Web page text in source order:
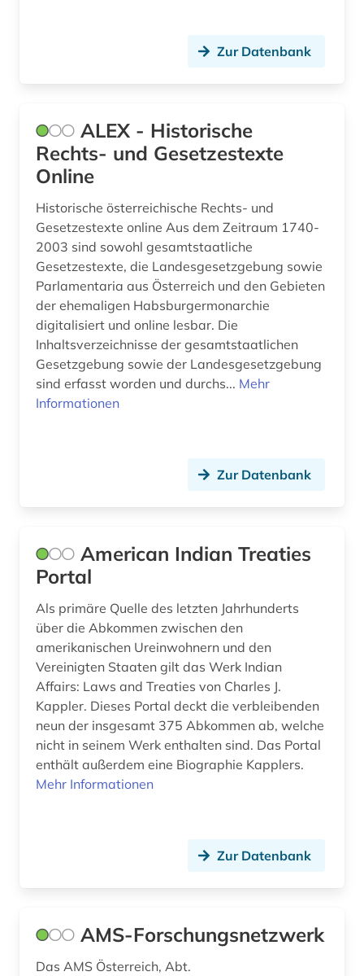
bundesverwaltungsgericht (2)
bürgerliches gesetzbuch (1)
charta der grundrechte (1)
chemie (9)
commonwealth (1)
copyright (1)
corona (1)
design (2)
deutscher presserat (1)
deutsches sprachgebiet (2)
deutschland (30)
deutschland <deutsches reich> (1)
deutschland bundestag (1)
deutschsprachige gemeinschaft belgien (1)
dharmaś (1)
digitale rechte (1)
Zur Datenbank
ALEX - Historische
Rechts- und Gesetzestexte
Online
Historische österreichische Rechts- und
Gesetzestexte online Aus dem Zeitraum 1740-
2003 sind sowohl gesamtstaatliche
Gesetzestexte, die Landesgesetzgebung sowie
Parlamentaria aus Österreich und den Gebieten
der ehemaligen Habsburgermonarchie
digitalisiert und online lesbar. Die
Inhaltsverzeichnisse der gesamtstaatlichen
Gesetzgebung sowie der Landesgesetzgebung
sind erfasst worden und durchs... Mehr
Informationen
Zur Datenbank
American Indian Treaties
Portal
Als primäre Quelle des letzten Jahrhunderts
über die Abkommen zwischen den
amerikanischen Ureinwohnern und den
Vereinigten Staaten gilt das Werk Indian
Affairs: Laws and Treaties von Charles J.
Kappler. Dieses Portal deckt die verbleibenden
neun der insgesamt 375 Abkommen ab, welche
nicht in seinem Werk enthalten sind. Das Portal
enthält außerdem eine Biographie Kapplers.
Mehr Informationen
Zur Datenbank
AMS-Forschungsnetzwerk
Das AMS Österreich, Abt.